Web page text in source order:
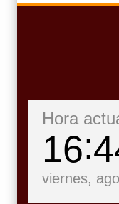
Hora
16
viernes,